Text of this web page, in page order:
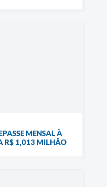
MENSAL À
R$ 1,013 MILHÃO